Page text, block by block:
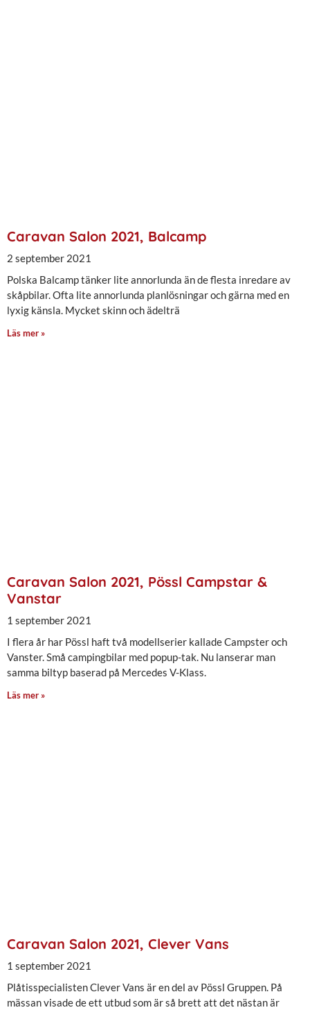
Caravan Salon 2021, Balcamp
2 september 2021
Polska Balcamp tänker lite annorlunda än de flesta inredare av
skåpbilar. Ofta lite annorlunda planlösningar och gärna med en
lyxig känsla. Mycket skinn och ädelträ
Läs mer »
Caravan Salon 2021, Pössl Campstar &
Vanstar
1 september 2021
I flera år har Pössl haft två modellserier kallade Campster och
Vanster. Små campingbilar med popup-tak. Nu lanserar man
samma biltyp baserad på Mercedes V-Klass.
Läs mer »
Caravan Salon 2021, Clever Vans
1 september 2021
Plåtisspecialisten Clever Vans är en del av Pössl Gruppen. På
mässan visade de ett utbud som är så brett att det nästan är